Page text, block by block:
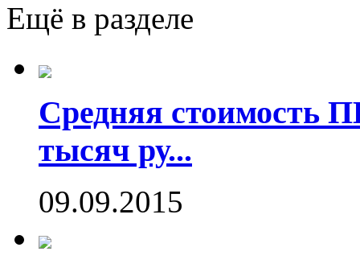
Ещё в разделе
Средняя стоимость
тысяч ру...
09.09.2015